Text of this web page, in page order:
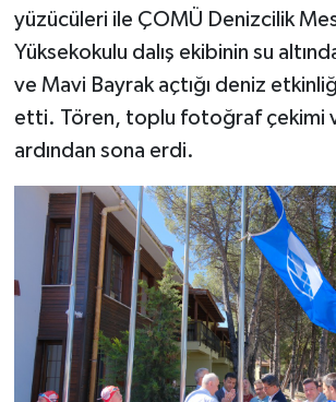
yüzücüleri ile ÇOMÜ Denizcilik
Yüksekokulu dalış ekibinin su
ve Mavi Bayrak açtığı deniz
etti. Tören, toplu fotoğraf çekimi
ardından sona erdi.